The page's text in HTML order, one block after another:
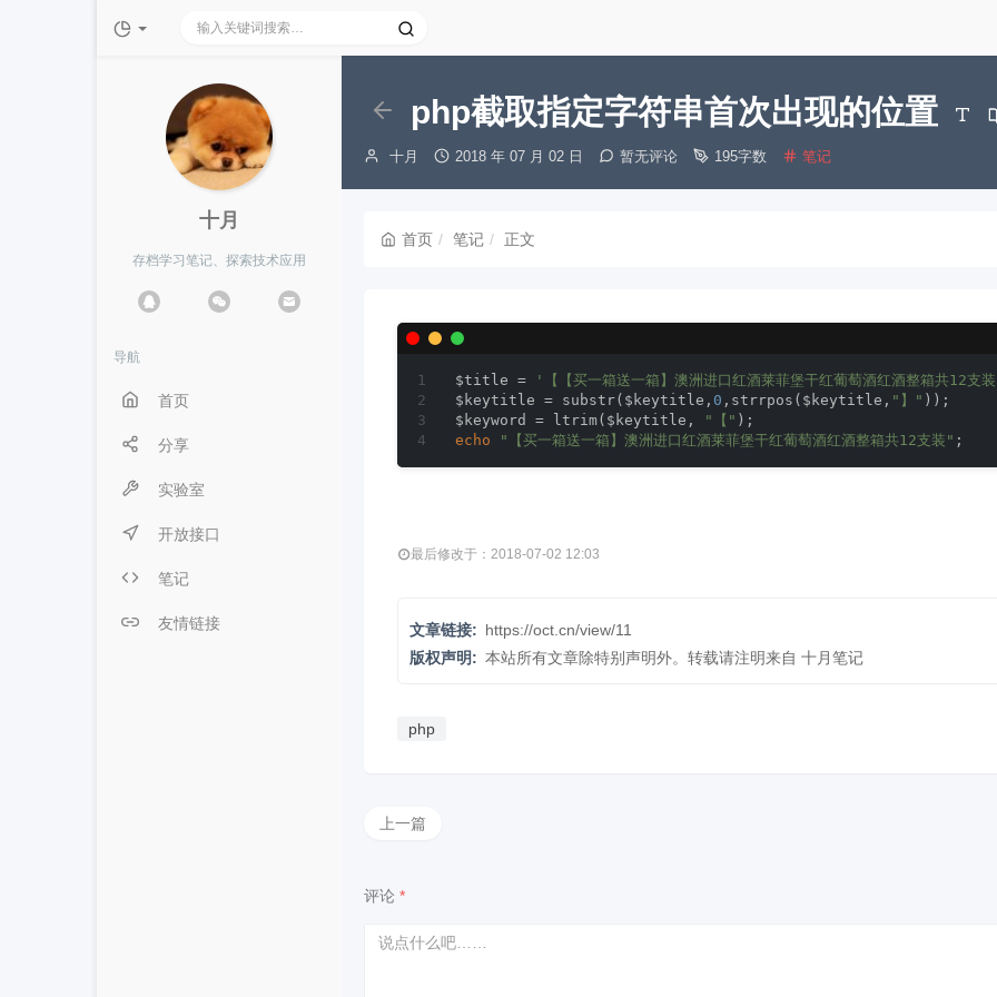
十月 Oct.cn
十月
存档学习笔记、探索技术应用
导航
首页
分享
实验室
开放接口
笔记
友情链接
php截取指定字符串首次出现的位置
博
十月
发
2018 年 07 月 02 日 暂无评论 195字数
分
笔记
首页 笔记 正文
$title =
'【【买一箱送一箱】澳洲进口红酒莱菲堡干红葡萄酒红酒整箱共12支
$keytitle = substr($keytitle, 0 ,strrpos($keytitle, "】" ));
$keyword = ltrim($keytitle,
"【"
echo
"【买一箱送一箱】澳洲进口红酒莱菲堡干红葡萄酒红酒整箱共12支装" ;
最后修改于：2018-07-02 12:03
文章链接: https://oct.cn/view/11
版权声明: 本站所有文章除特别声明外。转载请注明来自 十月笔记
php
上一篇
评论 *